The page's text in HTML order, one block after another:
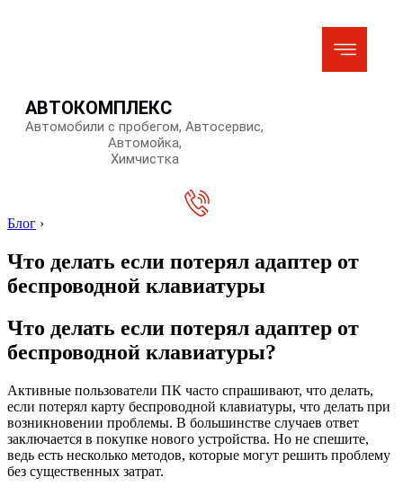
АВТОКОМПЛЕКС
Автомобили с пробегом, Автосервис,
Автомойка,
Химчистка
Блог ›
Что делать если потерял адаптер от
беспроводной клавиатуры
Что делать если потерял адаптер от
беспроводной клавиатуры?
Активные пользователи ПК часто спрашивают, что делать,
если потерял карту беспроводной клавиатуры, что делать при
возникновении проблемы. В большинстве случаев ответ
заключается в покупке нового устройства. Но не спешите,
ведь есть несколько методов, которые могут решить проблему
без существенных затрат.